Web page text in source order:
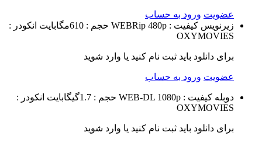
عضویت ورود به حساب
زیرنویس کیفیت : WEBRip 480p حجم : 610مگابایت
انکودر :
OXYMOVIES
برای دانلود باید ثبت نام کنید یا وارد شوید
عضویت ورود به حساب
دوبله کیفیت : WEB-DL 1080p حجم : 1.7گیگابایت
انکودر :
OXYMOVIES
برای دانلود باید ثبت نام کنید یا وارد شوید